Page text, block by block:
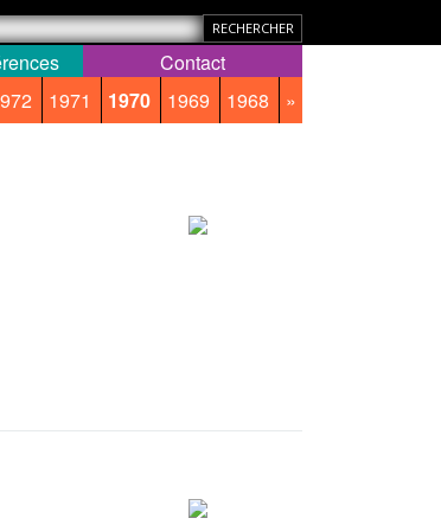
1971 1970 1969 1968 »
Contact